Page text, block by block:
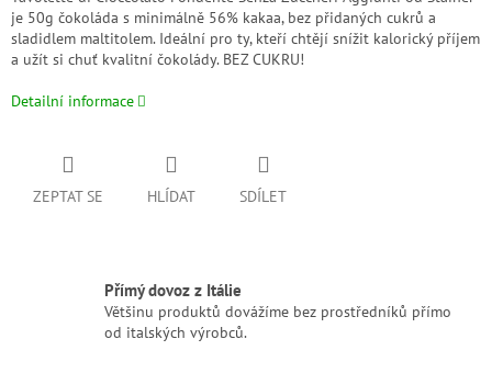
je 50g čokoláda s minimálně 56% kakaa, bez přidaných cukrů a
sladidlem maltitolem. Ideální pro ty, kteří chtějí snížit kalorický příjem
a užít si chuť kvalitní čokolády. BEZ CUKRU!
Detailní informace
ZEPTAT SE HLÍDAT SDÍLET
Přímý dovoz z Itálie
Většinu produktů dovážíme bez prostředníků přímo
od italských výrobců.